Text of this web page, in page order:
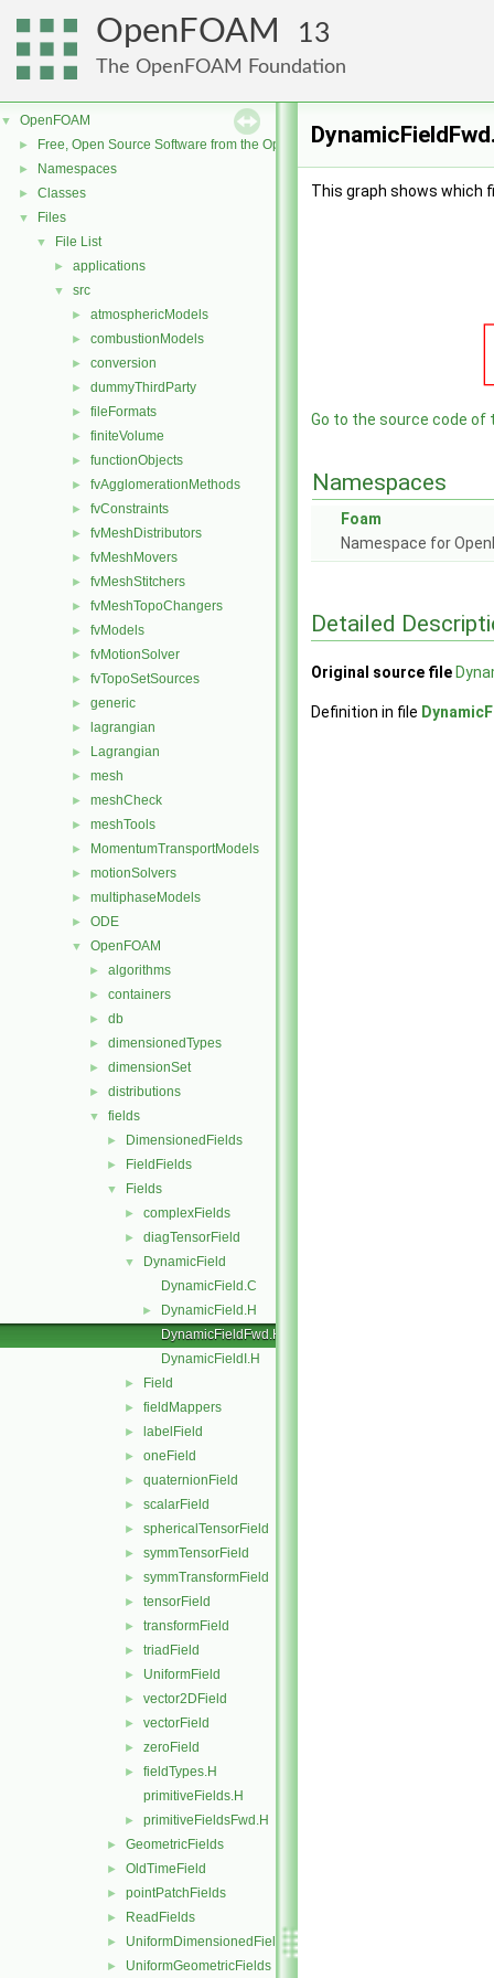
OpenFOAM 13
The OpenFOAM Foundation
▼ OpenFOAM
► Free, Open Source Software from the OpenFOAM Foundation
► Namespaces
► Classes
▼ Files
▼ File List
► applications
▼ src
► atmosphericModels
► combustionModels
► conversion
► dummyThirdParty
► fileFormats
► finiteVolume
► functionObjects
► fvAgglomerationMethods
► fvConstraints
► fvMeshDistributors
► fvMeshMovers
► fvMeshStitchers
► fvMeshTopoChangers
► fvModels
► fvMotionSolver
► fvTopoSetSources
► generic
► lagrangian
► Lagrangian
► mesh
► meshCheck
► meshTools
► MomentumTransportModels
► motionSolvers
► multiphaseModels
► ODE
▼ OpenFOAM
► algorithms
► containers
► db
► dimensionedTypes
► dimensionSet
► distributions
▼ fields
► DimensionedFields
► FieldFields
▼ Fields
► complexFields
► diagTensorField
▼
DynamicField
DynamicField.C
►
DynamicField.H
DynamicFieldFwd.H
DynamicFieldI.H
► Field
► fieldMappers
► labelField
► oneField
► quaternionField
► scalarField
► sphericalTensorField
► symmTensorField
► symmTransformField
► tensorField
► transformField
► triadField
► UniformField
► vector2DField
► vectorField
► zeroField
►
fieldTypes.H
primitiveFields.H
► primitiveFieldsFwd.H
► GeometricFields
► OldTimeField
► pointPatchFields
► ReadFields
► UniformDimensionedFields
► UniformGeometricFields
This graph shows which
Go to the source code of
Namespaces
Foam
Namespace for
Detailed
Original source file
Definition in file